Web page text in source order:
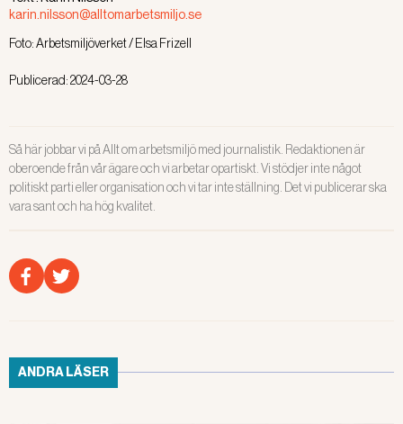
karin.nilsson@alltomarbetsmiljo.se
Foto:Arbetsmiljöverket / Elsa Frizell
Publicerad:2024-03-28
Så här jobbar vi på Allt om arbetsmiljö med journalistik. Redaktionen är
oberoende från vår ägare och vi arbetar opartiskt. Vi stödjer inte något
politiskt parti eller organisation och vi tar inte ställning. Det vi publicerar ska
vara sant och ha hög kvalitet.
ANDRA LÄSER